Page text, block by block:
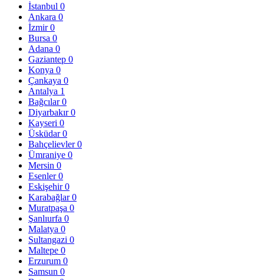
İstanbul 0
Ankara 0
İzmir0
Bursa 0
Adana 0
Gaziantep 0
Konya 0
Çankaya 0
Antalya 1
Bağcılar0
Diyarbakır0
Kayseri 0
Üsküdar0
Bahçelievler0
Ümraniye 0
Mersin 0
Esenler0
Eskişehir0
Karabağlar0
Muratpaşa 0
Şanlıurfa 0
Malatya 0
Sultangazi 0
Maltepe 0
Erzurum 0
Samsun 0